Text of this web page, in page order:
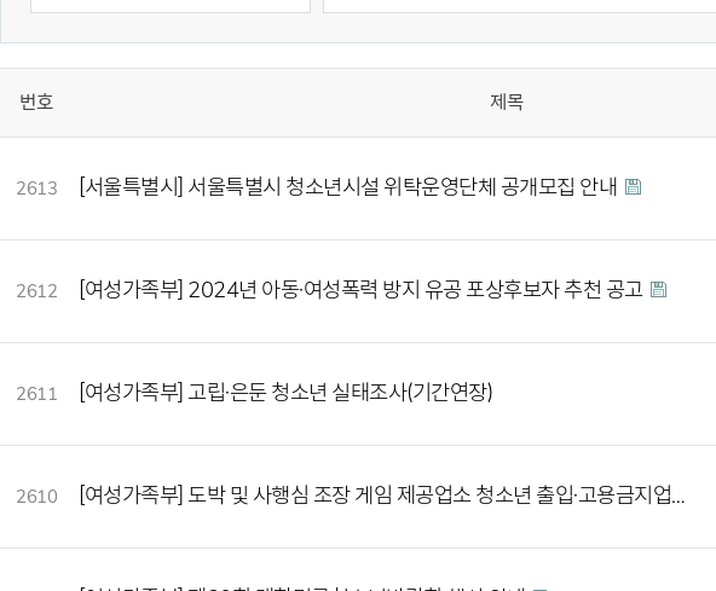
번호 제목
2613 [서울특별시] 서울특별시 청소년시설 위탁운영단체 공개모집 안내
2612 [여성가족부] 2024년 아동·여성폭력 방지 유공 포상후보자 추천 공고
2611 [여성가족부] 고립·은둔 청소년 실태조사(기간연장)
2610 [여성가족부] 도박 및 사행심 조장 게임 제공업소 청소년 출입·고용금지업…